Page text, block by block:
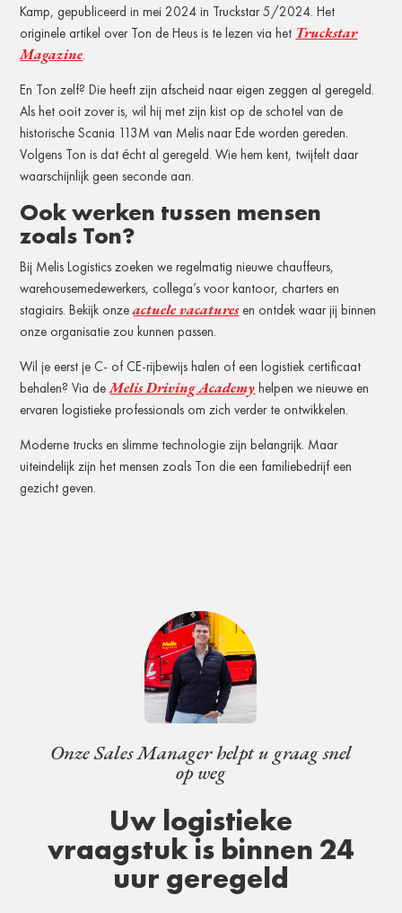
Kamp, gepubliceerd in mei 2024 in Truckstar 5/2024. Het
originele artikel over Ton de Heus is te lezen via het Truckstar
Magazine.
En Ton zelf? Die heeft zijn afscheid naar eigen zeggen al geregeld.
Als het ooit zover is, wil hij met zijn kist op de schotel van de
historische Scania 113M van Melis naar Ede worden gereden.
Volgens Ton is dat écht al geregeld. Wie hem kent, twijfelt daar
waarschijnlijk geen seconde aan.
Ook werken tussen mensen
zoals Ton?
Bij Melis Logistics zoeken we regelmatig nieuwe chauffeurs,
warehousemedewerkers, collega’s voor kantoor, charters en
stagiairs. Bekijk onzeactuele vacaturesen ontdek waar jij binnen
onze organisatie zou kunnen passen.
Wil je eerst je C- of CE-rijbewijs halen of een logistiek certificaat
behalen? Via deMelis Driving Academy helpen we nieuwe en
ervaren logistieke professionals om zich verder te ontwikkelen.
Moderne trucks en slimme technologie zijn belangrijk. Maar
uiteindelijk zijn het mensen zoals Ton die een familiebedrijf een
gezicht geven.
Onze Sales Manager helpt u graag snel
op weg
Uw logistieke
vraagstuk is binnen 24
uur geregeld